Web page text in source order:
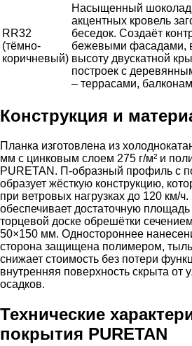
RR32
(тёмно-
коричневый)
Насыщенный
акцентных кровель
беседок. Создаёт
бежевыми фасадами,
высоту двускатной
построек с
– террасами,
Конструкция и
Планка изготовлена из
мм с цинковым слоем 275 г/м² и
PURETAN. П-образный профиль с
образует жёсткую конструкцию,
при ветровых нагрузках до 120 км/
обеспечивает достаточную
торцевой доске обрешётки
50×150 мм. Одностороннее
сторона защищена полимером,
снижает стоимость без потери
внутренняя поверхность скрыта от
осадков.
Технические
покрытия PURETAN